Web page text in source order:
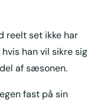
reelt set ikke har
han vil sikre sig
af sæsonen.
fast på sin